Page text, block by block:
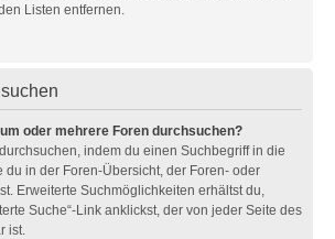
Listen entfernen.
oder mehrere Foren durchsuchen?
indem du einen Suchbegriff in die
du in der Foren-Übersicht, der Foren- oder
Erweiterte Suchmöglichkeiten erhältst du,
Suche“-Link anklickst, der von jeder Seite des
ist.